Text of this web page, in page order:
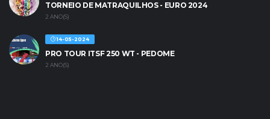
TORNEIO DE MATRAQUILHOS - EURO 2024
2 ANO(S)
14-05-2024
PRO TOUR ITSF 250 WT - PEDOME
2 ANO(S)